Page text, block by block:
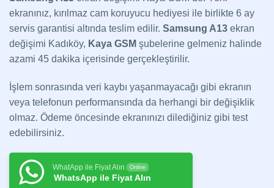
ekranınız, kırılmaz cam koruyucu hediyesi ile birlikte 6 ay
servis garantisi altında teslim edilir. Samsung A13 ekran
değişimi Kadıköy, Kaya GSM şubelerine gelmeniz halinde
azami 45 dakika içerisinde gerçekleştirilir.
İşlem sonrasında veri kaybı yaşanmayacağı gibi ekranın
veya telefonun performansında da herhangi bir değişiklik
olmaz. Ödeme öncesinde ekranınızı dilediğiniz gibi test
edebilirsiniz.
WhatApp ile Fiyat Alın Online
WhatsApp ile Fiyat Alın